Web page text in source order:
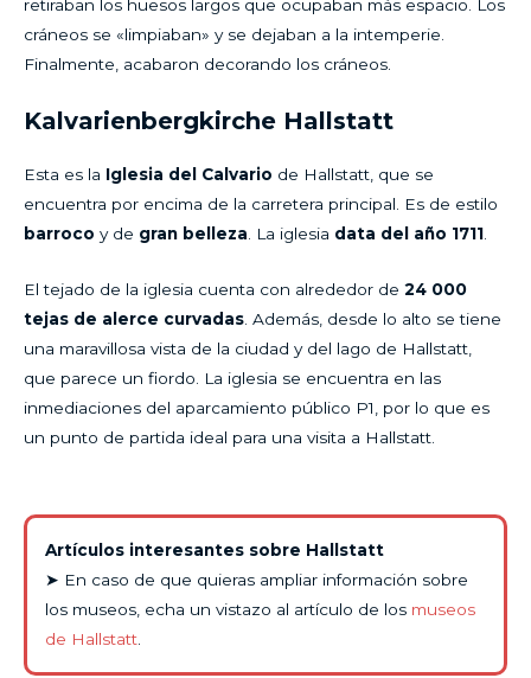
retiraban los huesos largos que ocupaban más espacio. Los
cráneos se «limpiaban» y se dejaban a la intemperie.
Finalmente, acabaron decorando los cráneos.
Kalvarienbergkirche Hallstatt
Esta es la Iglesia del Calvario de Hallstatt, que se
encuentra por encima de la carretera principal. Es de estilo
barroco y de gran belleza . La iglesia data del año 1711
El tejado de la iglesia cuenta con alrededor de 24 000
tejas de alerce curvadas . Además, desde lo alto se tiene
una maravillosa vista de la ciudad y del lago de Hallstatt,
que parece un fiordo. La iglesia se encuentra en las
inmediaciones del aparcamiento público P1, por lo que es
un punto de partida ideal para una visita a Hallstatt.
Artículos interesantes sobre Hallstatt
➤ En caso de que quieras ampliar información sobre
los museos, echa un vistazo al artículo de los museos
de Hallstatt